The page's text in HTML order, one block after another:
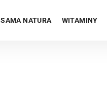
SAMA NATURA WITAMINY